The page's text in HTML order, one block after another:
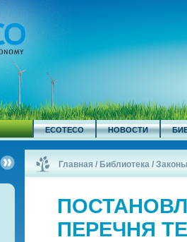
ECOTECO НОВОСТИ
Главная / Библиотека /
ПЕРЕЧНЯ